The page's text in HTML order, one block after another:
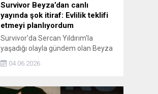
Survivor Beyza’dan canlı
yayında şok itiraf: Evlilik teklifi
etmeyi planlıyordum
Survivor'da Sercan Yıldırım'la
yaşadığı olayla gündem olan Beyza
Gemici, katıldığı canlı yayında özel
hayatına dair dikkat çeken
Sokaklar'ın yıldızı Kerimhan Duman
04.06.2026